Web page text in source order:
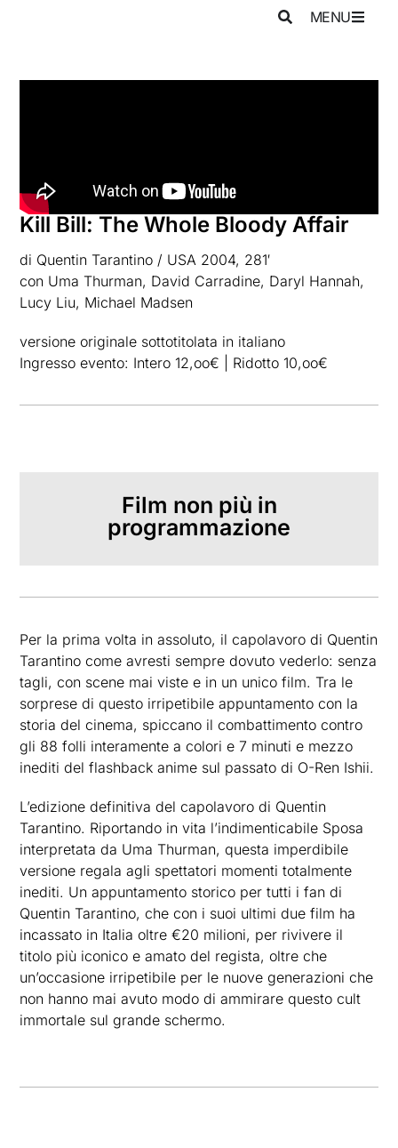
MENU
Kill Bill: The Whole Bloody Affair
di Quentin Tarantino / USA 2004, 281′
con Uma Thurman, David Carradine, Daryl Hannah,
Lucy Liu, Michael Madsen
versione originale sottotitolata in italiano
Ingresso evento: Intero 12,oo€ | Ridotto 10,oo€
Film non più in
programmazione
Per la prima volta in assoluto, il capolavoro di Quentin
Tarantino come avresti sempre dovuto vederlo: senza
tagli, con scene mai viste e in un unico film. Tra le
sorprese di questo irripetibile appuntamento con la
storia del cinema, spiccano il combattimento contro
gli 88 folli interamente a colori e 7 minuti e mezzo
inediti del flashback anime sul passato di O-Ren Ishii.
L’edizione definitiva del capolavoro di Quentin
Tarantino. Riportando in vita l’indimenticabile Sposa
interpretata da Uma Thurman, questa imperdibile
versione regala agli spettatori momenti totalmente
inediti. Un appuntamento storico per tutti i fan di
Quentin Tarantino, che con i suoi ultimi due film ha
incassato in Italia oltre €20 milioni, per rivivere il
titolo più iconico e amato del regista, oltre che
un’occasione irripetibile per le nuove generazioni che
non hanno mai avuto modo di ammirare questo cult
immortale sul grande schermo.